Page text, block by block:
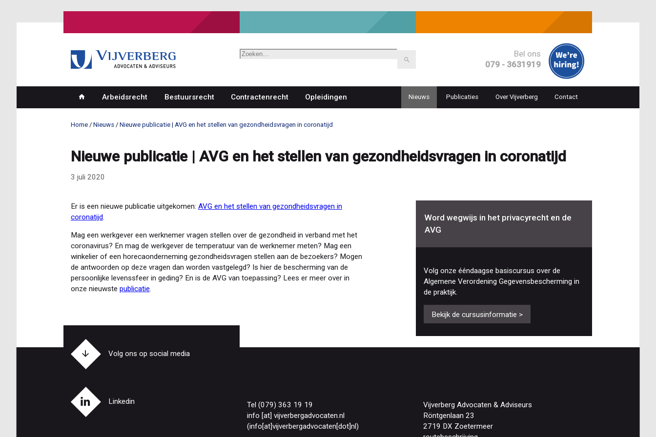
Zoeken
Bel ons
079 - 3631919
Hoofdnavigatie
Arbeidsrecht Bestuursrecht Contractenrecht Opleidingen
Top
navigation
Nieuws Publicaties Over Vijverberg Contact
Home Nieuws Nieuwe publicatie | AVG en het stellen van gezondheidsvragen in coronatijd
Nieuwe publicatie | AVG en het stellen van gezondheidsvragen in coronatijd
3 juli 2020
Er is een nieuwe publicatie uitgekomen: AVG en het stellen van gezondheidsvragen in
coronatijd.
Mag een werkgever een werknemer vragen stellen over de gezondheid in verband met het
coronavirus? En mag de werkgever de temperatuur van de werknemer meten? Mag een
winkelier of een horecaonderneming gezondheidsvragen stellen aan de bezoekers? Mogen
de antwoorden op deze vragen dan worden vastgelegd? Is hier de bescherming van de
persoonlijke levenssfeer in geding? En is de AVG van toepassing? Lees er meer over in
onze nieuwste publicatie.
Word wegwijs in het privacyrecht en de
AVG
Volg onze ééndaagse basiscursus over de
Algemene Verordening Gegevensbescherming in
de praktijk.
Bekijk de cursusinformatie >
Volg ons op social media
Linkedin
Tel (079) 363 19 19
info [at] vijverbergadvocaten nl
(info[at]vijverbergadvocaten[dot]nl)
Vijverberg Advocaten & Adviseurs
Röntgenlaan 23
2719 DX Zoetermeer